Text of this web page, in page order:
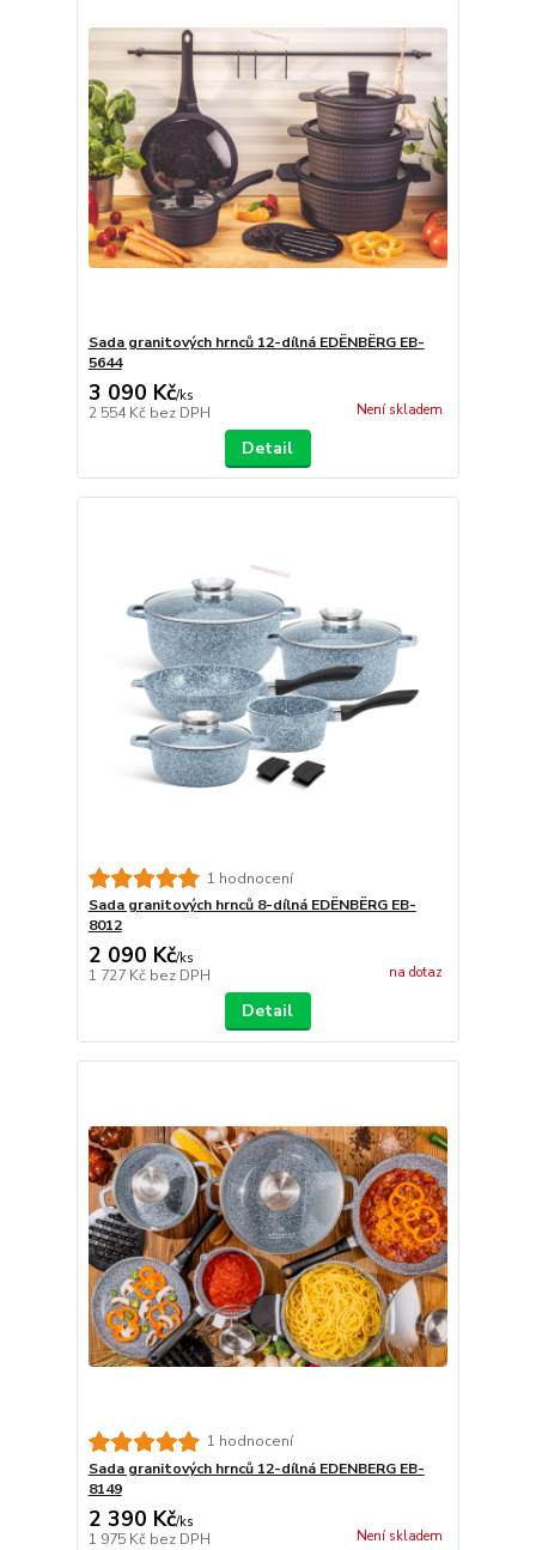
Sada granitových hrnců 12-dílná EDËNBËRG EB-
5644
3 090 Kč/ks
2 554 Kč bez DPH Není skladem
Detail
1 hodnocení
Sada granitových hrnců 8-dílná EDËNBËRG EB-
8012
2 090 Kč/ks
1 727 Kč bez DPH na dotaz
Detail
1 hodnocení
Sada granitových hrnců 12-dílná EDENBERG EB-
8149
2 390 Kč/ks
1 975 Kč bez DPH Není skladem